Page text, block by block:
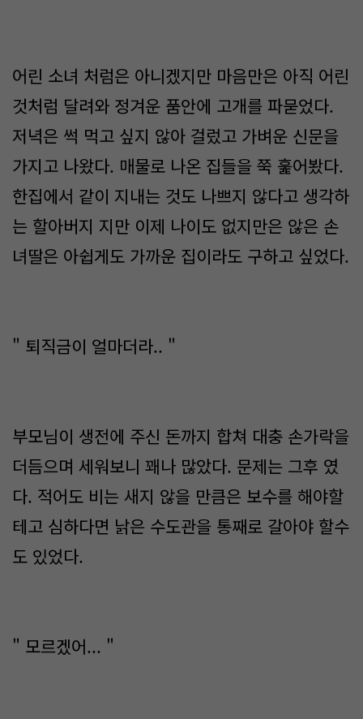
어린 소녀 처럼은 아니겠지만 마음만은 아직 어린
것처럼 달려와 정겨운 품안에 고개를 파묻었다.
저녁은 썩 먹고 싶지 않아 걸렀고 가벼운 신문을
가지고 나왔다. 매물로 나온 집들을 쭉 훑어봤다.
한집에서 같이 지내는 것도 나쁘지 않다고 생각하
는 할아버지 지만 이제 나이도 없지만은 않은 손
녀딸은 아쉽게도 가까운 집이라도 구하고 싶었다.
" 퇴직금이 얼마더라.. "
부모님이 생전에 주신 돈까지 합쳐 대충 손가락을
더듬으며 세워보니 꽤나 많았다. 문제는 그후 였
다. 적어도 비는 새지 않을 만큼은 보수를 해야할
테고 심하다면 낡은 수도관을 통째로 갈아야 할수
도 있었다.
" 모르겠어... "